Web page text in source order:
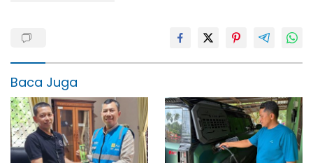
Baca Juga